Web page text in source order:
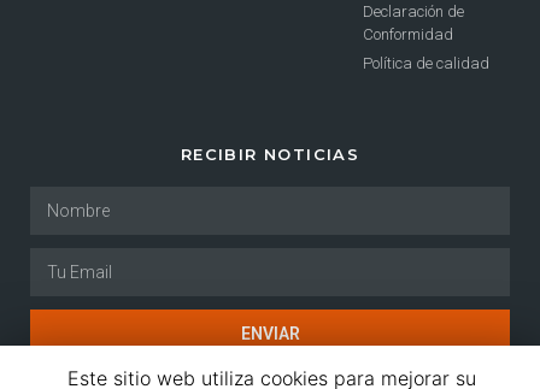
Declaración de
Conformidad
Política de calidad
RECIBIR NOTICIAS
ENVIAR
Este sitio web utiliza cookies para mejorar su